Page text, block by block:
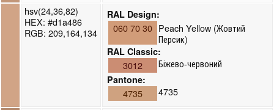
hsv(24,36,82)
HEX: #d1a486
RGB: 209,164,134
RAL Design:
060 70 30 Peach Yellow (Жовтий
Персик)
RAL Classic:
3012 Біжево-червоний
Pantone:
4735
4735